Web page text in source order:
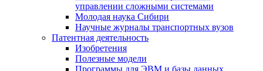
управлении сложными системами
Молодая наука Сибири
Научные журналы транспортных вузов
Патентная деятельность
Изобретения
Полезные модели
Программы для ЭВМ и базы данных